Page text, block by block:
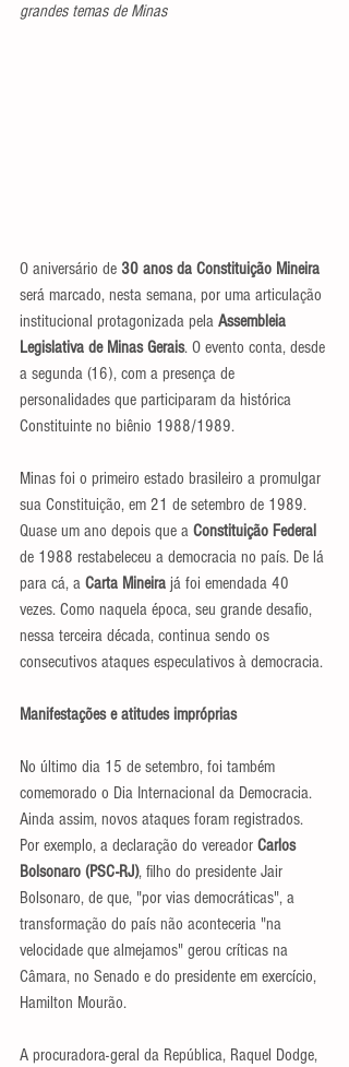
grandes temas de Minas
O aniversário de 30 anos da Constituição Mineira
será marcado, nesta semana, por uma articulação
institucional protagonizada pela Assembleia
Legislativa de Minas Gerais. O evento conta, desde
a segunda (16), com a presença de
personalidades que participaram da histórica
Constituinte no biênio 1988/1989.
Minas foi o primeiro estado brasileiro a promulgar
sua Constituição, em 21 de setembro de 1989.
Quase um ano depois que a Constituição Federal
de 1988 restabeleceu a democracia no país. De lá
para cá, a Carta Mineira já foi emendada 40
vezes. Como naquela época, seu grande desafio,
nessa terceira década, continua sendo os
consecutivos ataques especulativos à democracia.
Manifestações e atitudes impróprias
No último dia 15 de setembro, foi também
comemorado o Dia Internacional da Democracia.
Ainda assim, novos ataques foram registrados.
Por exemplo, a declaração do vereador Carlos
Bolsonaro (PSC-RJ), filho do presidente Jair
Bolsonaro, de que, "por vias democráticas", a
transformação do país não aconteceria "na
velocidade que almejamos" gerou críticas na
Câmara, no Senado e do presidente em exercício,
Hamilton Mourão.
A procuradora-geral da República, Raquel Dodge,